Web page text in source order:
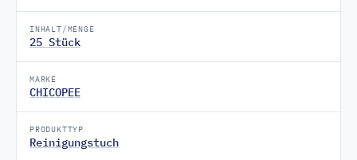
INHALT/MENGE
25 Stück
MARKE
CHICOPEE
PRODUKTTYP
Reinigungstuch